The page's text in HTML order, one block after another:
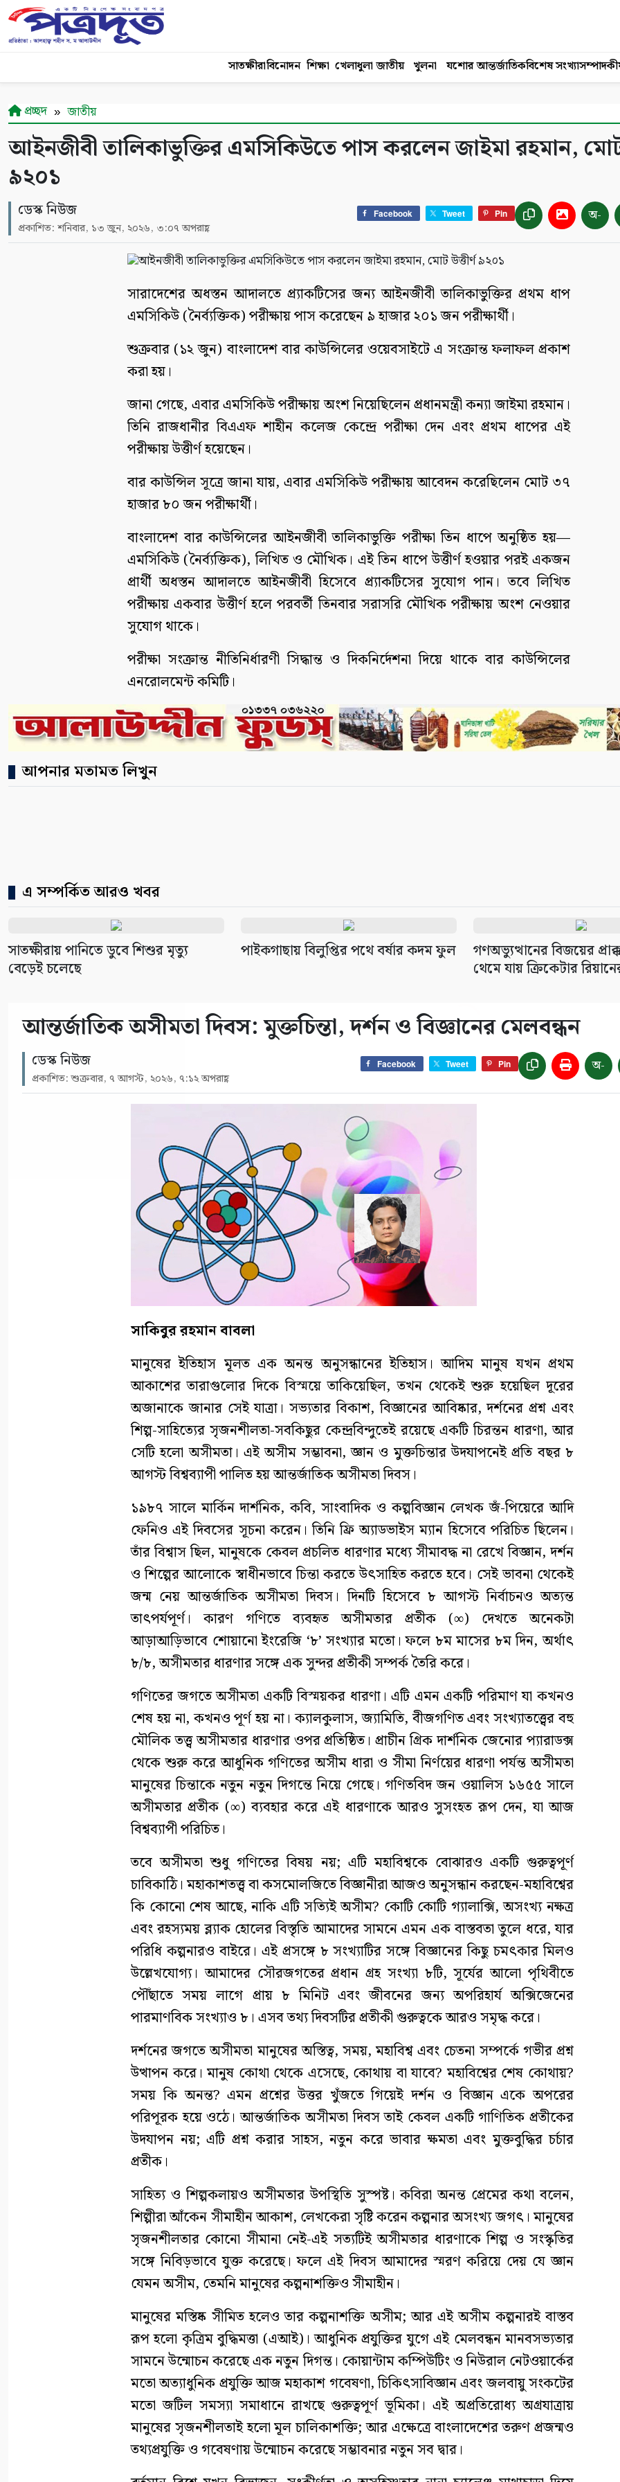
সাতক্ষীরাবিনোদন শিক্ষা খেলাধুলা জাতীয় খুলনা যশোর আন্তর্জাতিকবিশেষ সংখ্যা
প্রচ্ছদ জাতীয়
আইনজীবী তালিকাভুক্তির এমসিকিউতে পাস করলেন জাইমা রহমান, মোট
৯২০১
ডেস্ক নিউজ
প্রকাশিত: শনিবার, ১৩ জুন, ২০২৬, ৩:০৭ অপরাহ্ণ
Facebook Tweet Pin অ-
সারাদেশের অধস্তন আদালতে প্র্যাকটিসের জন্য আইনজীবী তালিকাভুক্তির প্রথম ধাপ
এমসিকিউ (নৈর্ব্যক্তিক) পরীক্ষায় পাস করেছেন ৯ হাজার ২০১ জন পরীক্ষার্থী।
শুক্রবার (১২ জুন) বাংলাদেশ বার কাউন্সিলের ওয়েবসাইটে এ সংক্রান্ত ফলাফল প্রকাশ
করা হয়।
জানা গেছে, এবার এমসিকিউ পরীক্ষায় অংশ নিয়েছিলেন প্রধানমন্ত্রী কন্যা জাইমা রহমান।
তিনি রাজধানীর বিএএফ শাহীন কলেজ কেন্দ্রে পরীক্ষা দেন এবং প্রথম ধাপের এই
পরীক্ষায় উত্তীর্ণ হয়েছেন।
বার কাউন্সিল সূত্রে জানা যায়, এবার এমসিকিউ পরীক্ষায় আবেদন করেছিলেন মোট ৩৭
হাজার ৮০ জন পরীক্ষার্থী।
বাংলাদেশ বার কাউন্সিলের আইনজীবী তালিকাভুক্তি পরীক্ষা তিন ধাপে অনুষ্ঠিত হয়—
এমসিকিউ (নৈর্ব্যক্তিক), লিখিত ও মৌখিক। এই তিন ধাপে উত্তীর্ণ হওয়ার পরই একজন
প্রার্থী অধস্তন আদালতে আইনজীবী হিসেবে প্র্যাকটিসের সুযোগ পান। তবে লিখিত
পরীক্ষায় একবার উত্তীর্ণ হলে পরবর্তী তিনবার সরাসরি মৌখিক পরীক্ষায় অংশ নেওয়ার
সুযোগ থাকে।
পরীক্ষা সংক্রান্ত নীতিনির্ধারণী সিদ্ধান্ত ও দিকনির্দেশনা দিয়ে থাকে বার কাউন্সিলের
এনরোলমেন্ট কমিটি।
আপনার মতামত লিখুন
এ সম্পর্কিত আরও খবর
সাতক্ষীরায় পানিতে ডুবে শিশুর মৃত্যু
বেড়েই চলেছে
পাইকগাছায় বিলুপ্তির পথে বর্ষার কদম ফুল
গণঅভ্যুত্থানের বিজয়ের
থেমে যায় ক্রিকেটার
আন্তর্জাতিক অসীমতা দিবস: মুক্তচিন্তা, দর্শন ও বিজ্ঞানের মেলবন্ধন
ডেস্ক নিউজ
প্রকাশিত: শুক্রবার, ৭ আগস্ট, ২০২৬, ৭:১২ অপরাহ্ণ
Facebook Tweet Pin অ-
সাকিবুর রহমান বাবলা
মানুষের ইতিহাস মূলত এক অনন্ত অনুসন্ধানের ইতিহাস। আদিম মানুষ যখন প্রথম
আকাশের তারাগুলোর দিকে বিস্ময়ে তাকিয়েছিল, তখন থেকেই শুরু হয়েছিল দূরের
অজানাকে জানার সেই যাত্রা। সভ্যতার বিকাশ, বিজ্ঞানের আবিষ্কার, দর্শনের প্রশ্ন এবং
শিল্প-সাহিত্যের সৃজনশীলতা-সবকিছুর কেন্দ্রবিন্দুতেই রয়েছে একটি চিরন্তন ধারণা, আর
সেটি হলো অসীমতা। এই অসীম সম্ভাবনা, জ্ঞান ও মুক্তচিন্তার উদযাপনেই প্রতি বছর ৮
আগস্ট বিশ্বব্যাপী পালিত হয় আন্তর্জাতিক অসীমতা দিবস।
১৯৮৭ সালে মার্কিন দার্শনিক, কবি, সাংবাদিক ও কল্পবিজ্ঞান লেখক জঁ-পিয়েরে আদি
ফেনিও এই দিবসের সূচনা করেন। তিনি ফ্রি অ্যাডভাইস ম্যান হিসেবে পরিচিত ছিলেন।
তাঁর বিশ্বাস ছিল, মানুষকে কেবল প্রচলিত ধারণার মধ্যে সীমাবদ্ধ না রেখে বিজ্ঞান, দর্শন
ও শিল্পের আলোকে স্বাধীনভাবে চিন্তা করতে উৎসাহিত করতে হবে। সেই ভাবনা থেকেই
জন্ম নেয় আন্তর্জাতিক অসীমতা দিবস। দিনটি হিসেবে ৮ আগস্ট নির্বাচনও অত্যন্ত
তাৎপর্যপূর্ণ। কারণ গণিতে ব্যবহৃত অসীমতার প্রতীক (∞) দেখতে অনেকটা
আড়াআড়িভাবে শোয়ানো ইংরেজি ‘৮’ সংখ্যার মতো। ফলে ৮ম মাসের ৮ম দিন, অর্থাৎ
৮/৮, অসীমতার ধারণার সঙ্গে এক সুন্দর প্রতীকী সম্পর্ক তৈরি করে।
গণিতের জগতে অসীমতা একটি বিস্ময়কর ধারণা। এটি এমন একটি পরিমাণ যা কখনও
শেষ হয় না, কখনও পূর্ণ হয় না। ক্যালকুলাস, জ্যামিতি, বীজগণিত এবং সংখ্যাতত্ত্বের বহু
মৌলিক তত্ত্ব অসীমতার ধারণার ওপর প্রতিষ্ঠিত। প্রাচীন গ্রিক দার্শনিক জেনোর প্যারাডক্স
থেকে শুরু করে আধুনিক গণিতের অসীম ধারা ও সীমা নির্ণয়ের ধারণা পর্যন্ত অসীমতা
মানুষের চিন্তাকে নতুন নতুন দিগন্তে নিয়ে গেছে। গণিতবিদ জন ওয়ালিস ১৬৫৫ সালে
অসীমতার প্রতীক (∞) ব্যবহার করে এই ধারণাকে আরও সুসংহত রূপ দেন, যা আজ
বিশ্বব্যাপী পরিচিত।
তবে অসীমতা শুধু গণিতের বিষয় নয়; এটি মহাবিশ্বকে বোঝারও একটি গুরুত্বপূর্ণ
চাবিকাঠি। মহাকাশতত্ত্ব বা কসমোলজিতে বিজ্ঞানীরা আজও অনুসন্ধান করছেন-মহাবিশ্বের
কি কোনো শেষ আছে, নাকি এটি সত্যিই অসীম? কোটি কোটি গ্যালাক্সি, অসংখ্য নক্ষত্র
এবং রহস্যময় ব্ল্যাক হোলের বিস্তৃতি আমাদের সামনে এমন এক বাস্তবতা তুলে ধরে, যার
পরিধি কল্পনারও বাইরে। এই প্রসঙ্গে ৮ সংখ্যাটির সঙ্গে বিজ্ঞানের কিছু চমৎকার মিলও
উল্লেখযোগ্য। আমাদের সৌরজগতের প্রধান গ্রহ সংখ্যা ৮টি, সূর্যের আলো পৃথিবীতে
পৌঁছাতে সময় লাগে প্রায় ৮ মিনিট এবং জীবনের জন্য অপরিহার্য অক্সিজেনের
পারমাণবিক সংখ্যাও ৮। এসব তথ্য দিবসটির প্রতীকী গুরুত্বকে আরও সমৃদ্ধ করে।
দর্শনের জগতে অসীমতা মানুষের অস্তিত্ব, সময়, মহাবিশ্ব এবং চেতনা সম্পর্কে গভীর প্রশ্ন
উত্থাপন করে। মানুষ কোথা থেকে এসেছে, কোথায় বা যাবে? মহাবিশ্বের শেষ কোথায়?
সময় কি অনন্ত? এমন প্রশ্নের উত্তর খুঁজতে গিয়েই দর্শন ও বিজ্ঞান একে অপরের
পরিপূরক হয়ে ওঠে। আন্তর্জাতিক অসীমতা দিবস তাই কেবল একটি গাণিতিক প্রতীকের
উদযাপন নয়; এটি প্রশ্ন করার সাহস, নতুন করে ভাবার ক্ষমতা এবং মুক্তবুদ্ধির চর্চার
প্রতীক।
সাহিত্য ও শিল্পকলায়ও অসীমতার উপস্থিতি সুস্পষ্ট। কবিরা অনন্ত প্রেমের কথা বলেন,
শিল্পীরা আঁকেন সীমাহীন আকাশ, লেখকেরা সৃষ্টি করেন কল্পনার অসংখ্য জগৎ। মানুষের
সৃজনশীলতার কোনো সীমানা নেই-এই সত্যটিই অসীমতার ধারণাকে শিল্প ও সংস্কৃতির
সঙ্গে নিবিড়ভাবে যুক্ত করেছে। ফলে এই দিবস আমাদের স্মরণ করিয়ে দেয় যে জ্ঞান
যেমন অসীম, তেমনি মানুষের কল্পনাশক্তিও সীমাহীন।
মানুষের মস্তিষ্ক সীমিত হলেও তার কল্পনাশক্তি অসীম; আর এই অসীম কল্পনারই বাস্তব
রূপ হলো কৃত্রিম বুদ্ধিমত্তা (এআই)। আধুনিক প্রযুক্তির যুগে এই মেলবন্ধন মানবসভ্যতার
সামনে উন্মোচন করেছে এক নতুন দিগন্ত। কোয়ান্টাম কম্পিউটিং ও নিউরাল নেটওয়ার্কের
মতো অত্যাধুনিক প্রযুক্তি আজ মহাকাশ গবেষণা, চিকিৎসাবিজ্ঞান এবং জলবায়ু সংকটের
মতো জটিল সমস্যা সমাধানে রাখছে গুরুত্বপূর্ণ ভূমিকা। এই অপ্রতিরোধ্য অগ্রযাত্রায়
মানুষের সৃজনশীলতাই হলো মূল চালিকাশক্তি; আর এক্ষেত্রে বাংলাদেশের তরুণ প্রজন্মও
তথ্যপ্রযুক্তি ও গবেষণায় উন্মোচন করেছে সম্ভাবনার নতুন সব দ্বার।